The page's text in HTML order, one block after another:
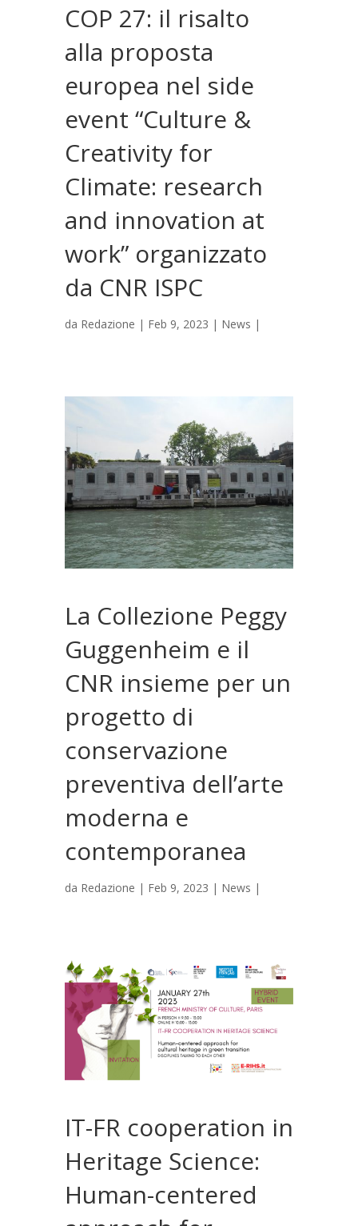
COP 27: il risalto
alla proposta
europea nel side
event “Culture &
Creativity for
Climate: research
and innovation at
work” organizzato
da CNR ISPC
da Redazione | Feb 9, 2023 | News |
La Collezione Peggy
Guggenheim e il
CNR insieme per un
progetto di
conservazione
preventiva dell’arte
moderna e
contemporanea
da Redazione | Feb 9, 2023 | News |
IT-FR cooperation in
Heritage Science:
Human-centered